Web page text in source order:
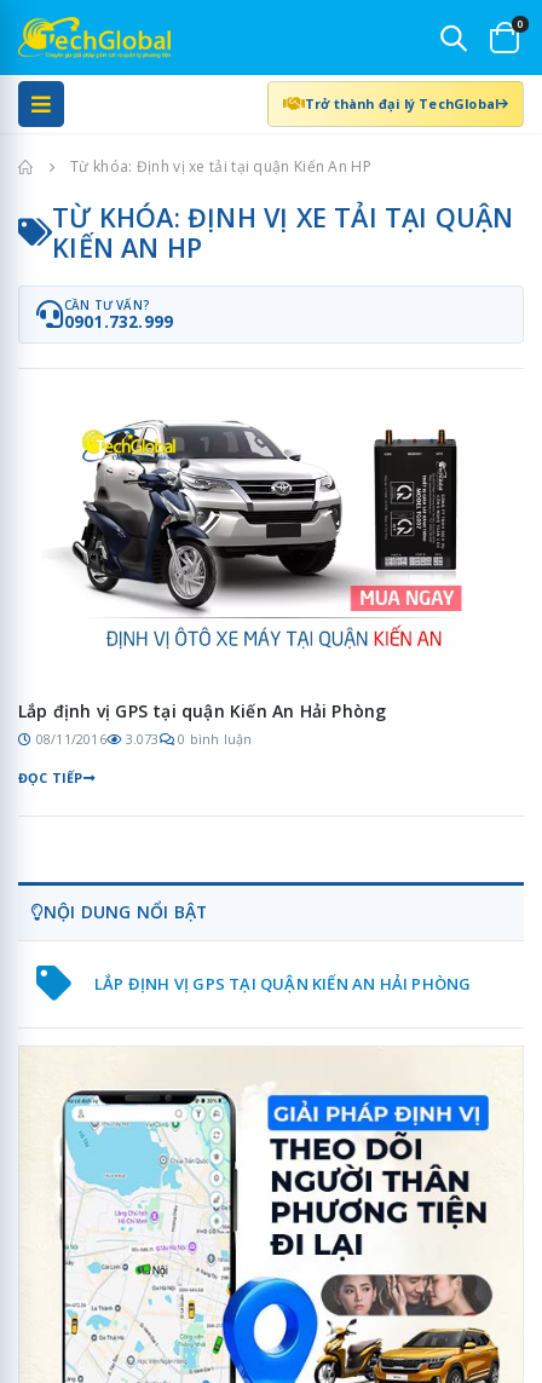
0
Trở thành đại lý TechGlobal
Trang chủTừ khóa: Định vị xe tải tại quận Kiến An HP
TỪ KHÓA: ĐỊNH VỊ XE TẢI TẠI QUẬN
KIẾN AN HP
CẦN TƯ VẤN?
0901.732.999
Lắp định vị GPS tại quận Kiến An Hải Phòng
08/11/2016 3.073 0 bình luận
ĐỌC TIẾP
NỘI DUNG NỔI BẬT
LẮP ĐỊNH VỊ GPS TẠI QUẬN KIẾN AN HẢI PHÒNG